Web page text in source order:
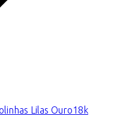
Lilas Ouro18k